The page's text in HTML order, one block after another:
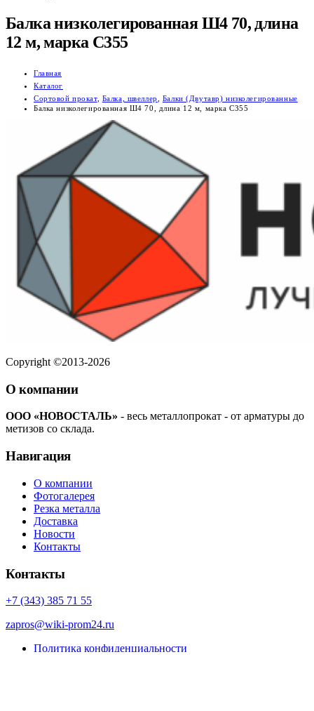
Балка низколегированная Ш4 70, длина
12 м, марка С355
Главная
Каталог
Сортовой прокат, Балка, швеллер
Балки (Двутавр) низколегированные
Балка низколегированная Ш4 70, длина 12 м, марка С355
Copyright ©2013-2026
О компании
ООО «НОВОСТАЛЬ» - весь металлопрокат - от арматуры до
метизов со склада.
Навигация
О компании
Фотогалерея
Резка металла
Доставка
Новости
Контакты
Контакты
+7 (343) 385 71 55
zapros@wiki-prom24.ru
Политика конфиденциальности